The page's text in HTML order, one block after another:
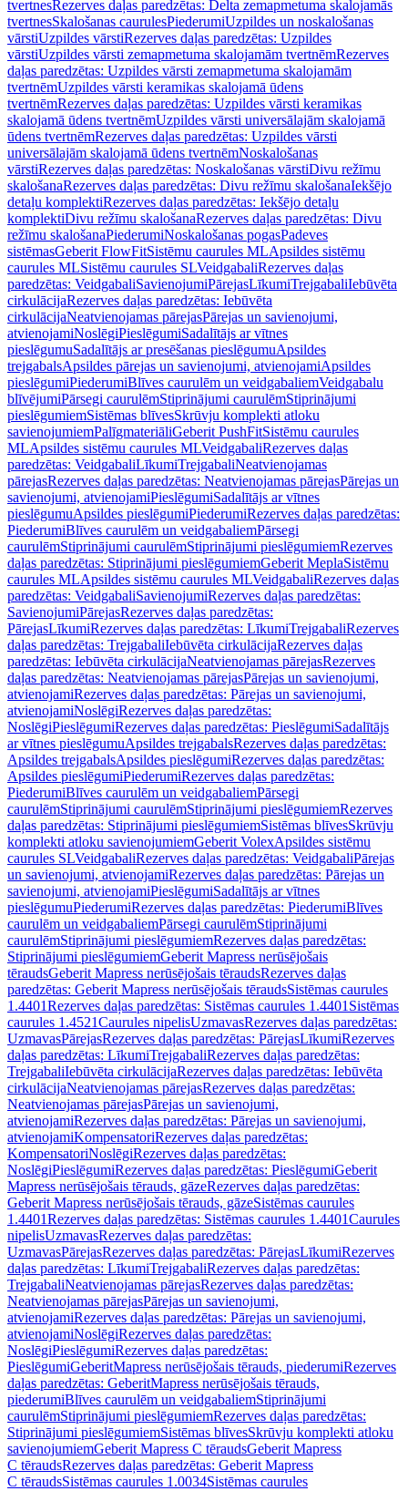
tvertnesRezerves daļas paredzētas: Delta zemapmetuma skalojamās
tvertnesSkalošanas caurulesPiederumiUzpildes un noskalošanas
vārstiUzpildes vārstiRezerves daļas paredzētas: Uzpildes
vārstiUzpildes vārsti zemapmetuma skalojamām tvertnēmRezerves
daļas paredzētas: Uzpildes vārsti zemapmetuma skalojamām
tvertnēmUzpildes vārsti keramikas skalojamā ūdens
tvertnēmRezerves daļas paredzētas: Uzpildes vārsti keramikas
skalojamā ūdens tvertnēmUzpildes vārsti universālajām skalojamā
ūdens tvertnēmRezerves daļas paredzētas: Uzpildes vārsti
universālajām skalojamā ūdens tvertnēmNoskalošanas
vārstiRezerves daļas paredzētas: Noskalošanas vārstiDivu režīmu
skalošanaRezerves daļas paredzētas: Divu režīmu skalošanaIekšējo
detaļu komplektiRezerves daļas paredzētas: Iekšējo detaļu
komplektiDivu režīmu skalošanaRezerves daļas paredzētas: Divu
režīmu skalošanaPiederumiNoskalošanas pogasPadeves
sistēmasGeberit FlowFitSistēmu caurules MLApsildes sistēmu
caurules MLSistēmu caurules SLVeidgabaliRezerves daļas
paredzētas: VeidgabaliSavienojumiPārejasLīkumiTrejgabaliIebūvēta
cirkulācijaRezerves daļas paredzētas: Iebūvēta
cirkulācijaNeatvienojamas pārejasPārejas un savienojumi,
atvienojamiNoslēgiPieslēgumiSadalītājs ar vītnes
pieslēgumuSadalītājs ar presēšanas pieslēgumuApsildes
trejgabalsApsildes pārejas un savienojumi, atvienojamiApsildes
pieslēgumiPiederumiBlīves caurulēm un veidgabaliemVeidgabalu
blīvējumiPārsegi caurulēmStiprinājumi caurulēmStiprinājumi
pieslēgumiemSistēmas blīvesSkrūvju komplekti atloku
savienojumiemPalīgmateriāliGeberit PushFitSistēmu caurules
MLApsildes sistēmu caurules MLVeidgabaliRezerves daļas
paredzētas: VeidgabaliLīkumiTrejgabaliNeatvienojamas
pārejasRezerves daļas paredzētas: Neatvienojamas pārejasPārejas un
savienojumi, atvienojamiPieslēgumiSadalītājs ar vītnes
pieslēgumuApsildes pieslēgumiPiederumiRezerves daļas paredzētas:
PiederumiBlīves caurulēm un veidgabaliemPārsegi
caurulēmStiprinājumi caurulēmStiprinājumi pieslēgumiemRezerves
daļas paredzētas: Stiprinājumi pieslēgumiemGeberit MeplaSistēmu
caurules MLApsildes sistēmu caurules MLVeidgabaliRezerves daļas
paredzētas: VeidgabaliSavienojumiRezerves daļas paredzētas:
SavienojumiPārejasRezerves daļas paredzētas:
PārejasLīkumiRezerves daļas paredzētas: LīkumiTrejgabaliRezerves
daļas paredzētas: TrejgabaliIebūvēta cirkulācijaRezerves daļas
paredzētas: Iebūvēta cirkulācijaNeatvienojamas pārejasRezerves
daļas paredzētas: Neatvienojamas pārejasPārejas un savienojumi,
atvienojamiRezerves daļas paredzētas: Pārejas un savienojumi,
atvienojamiNoslēgiRezerves daļas paredzētas:
NoslēgiPieslēgumiRezerves daļas paredzētas: PieslēgumiSadalītājs
ar vītnes pieslēgumuApsildes trejgabalsRezerves daļas paredzētas:
Apsildes trejgabalsApsildes pieslēgumiRezerves daļas paredzētas:
Apsildes pieslēgumiPiederumiRezerves daļas paredzētas:
PiederumiBlīves caurulēm un veidgabaliemPārsegi
caurulēmStiprinājumi caurulēmStiprinājumi pieslēgumiemRezerves
daļas paredzētas: Stiprinājumi pieslēgumiemSistēmas blīvesSkrūvju
komplekti atloku savienojumiemGeberit VolexApsildes sistēmu
caurules SLVeidgabaliRezerves daļas paredzētas: VeidgabaliPārejas
un savienojumi, atvienojamiRezerves daļas paredzētas: Pārejas un
savienojumi, atvienojamiPieslēgumiSadalītājs ar vītnes
pieslēgumuPiederumiRezerves daļas paredzētas: PiederumiBlīves
caurulēm un veidgabaliemPārsegi caurulēmStiprinājumi
caurulēmStiprinājumi pieslēgumiemRezerves daļas paredzētas:
Stiprinājumi pieslēgumiemGeberit Mapress nerūsējošais
tēraudsGeberit Mapress nerūsējošais tēraudsRezerves daļas
paredzētas: Geberit Mapress nerūsējošais tēraudsSistēmas caurules
1.4401Rezerves daļas paredzētas: Sistēmas caurules 1.4401 Sistēmas
caurules 1.4521Caurules nipelisUzmavasRezerves daļas paredzētas:
UzmavasPārejasRezerves daļas paredzētas: PārejasLīkumiRezerves
daļas paredzētas: LīkumiTrejgabaliRezerves daļas paredzētas:
TrejgabaliIebūvēta cirkulācijaRezerves daļas paredzētas: Iebūvēta
cirkulācijaNeatvienojamas pārejasRezerves daļas paredzētas:
Neatvienojamas pārejasPārejas un savienojumi,
atvienojamiRezerves daļas paredzētas: Pārejas un savienojumi,
atvienojamiKompensatoriRezerves daļas paredzētas:
KompensatoriNoslēgiRezerves daļas paredzētas:
NoslēgiPieslēgumiRezerves daļas paredzētas: PieslēgumiGeberit
Mapress nerūsējošais tērauds, gāzeRezerves daļas paredzētas:
Geberit Mapress nerūsējošais tērauds, gāzeSistēmas caurules
1.4401Rezerves daļas paredzētas: Sistēmas caurules 1.4401Caurules
nipelisUzmavasRezerves daļas paredzētas:
UzmavasPārejasRezerves daļas paredzētas: PārejasLīkumiRezerves
daļas paredzētas: LīkumiTrejgabaliRezerves daļas paredzētas:
TrejgabaliNeatvienojamas pārejasRezerves daļas paredzētas:
Neatvienojamas pārejasPārejas un savienojumi,
atvienojamiRezerves daļas paredzētas: Pārejas un savienojumi,
atvienojamiNoslēgiRezerves daļas paredzētas:
NoslēgiPieslēgumiRezerves daļas paredzētas:
PieslēgumiGeberitMapress nerūsējošais tērauds, piederumiRezerves
daļas paredzētas: GeberitMapress nerūsējošais tērauds,
piederumiBlīves caurulēm un veidgabaliemStiprinājumi
caurulēmStiprinājumi pieslēgumiemRezerves daļas paredzētas:
Stiprinājumi pieslēgumiemSistēmas blīvesSkrūvju komplekti atloku
savienojumiemGeberit Mapress C tēraudsGeberit Mapress
C tēraudsRezerves daļas paredzētas: Geberit Mapress
C tēraudsSistēmas caurules 1.0034Sistēmas caurules